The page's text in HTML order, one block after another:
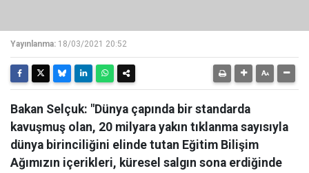
Yayınlanma: 18/03/2021 20:52
Bakan Selçuk: "Dünya çapında bir standarda
kavuşmuş olan, 20 milyara yakın tıklanma sayısıyla
dünya birinciliğini elinde tutan Eğitim Bilişim
Ağımızın içerikleri, küresel salgın sona erdiğinde